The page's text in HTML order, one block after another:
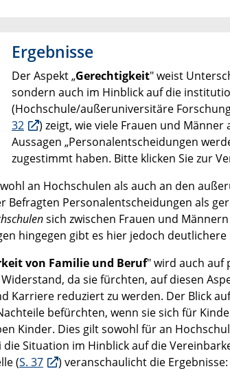
Ergebnisse
Der Aspekt „Gerechtigkeit" weist
sondern auch im Hinblick auf die
(Hochschule/außeruniversitäre
32
) zeigt, wie viele Frauen und
Aussagen „Personalentscheidungen
zugestimmt haben. Bitte klicken Sie zur
an Hochschulen als auch an den
Befragten Personalentscheidungen als
sich zwischen Frauen und
hingegen gibt es hier jedoch
von Familie und Beruf" wird auch auf
da sie fürchten, auf diesen
Karriere reduziert zu werden. Der Blick
befürchten, wenn sie sich für
Kinder. Dies gilt sowohl für an
Situation im Hinblick auf die
(S. 37 ) veranschaulicht die Ergebnisse: